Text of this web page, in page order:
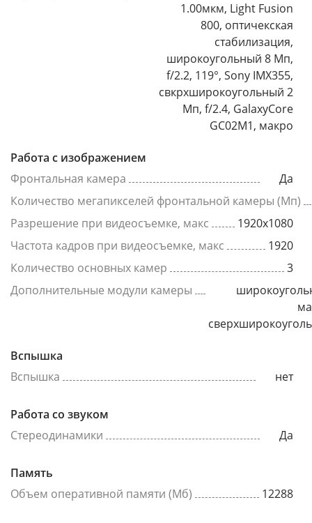
1.00мкм, Light Fusion
800, оптичекская
стабилизация,
широкоугольный 8 Мп,
f/2.2, 119°, Sony IMX355,
свкрхширокоугольный 2
Мп, f/2.4, GalaxyCore
GC02M1, макро
Работа с изображением
Фронтальная камера
Да
Количество мегапикселей фронтальной камеры (Мп)
Разрешение при видеосъемке, макс
1920x1080
Частота кадров при видеосъемке, макс
1920
Количество основных камер
3
Дополнительные модули камеры
Вспышка
Вспышка
нет
Работа со звуком
Стереодинамики
Да
Память
Объем оперативной памяти (Мб)
12288